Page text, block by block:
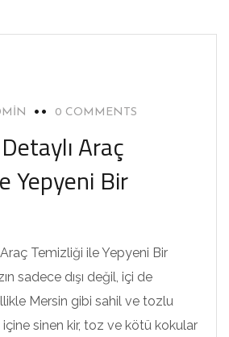
0 COMMENTS
Araç
Yepyeni Bir
Araç Temizliği ile Yepyeni Bir
sadece dışı değil, içi de
Mersin gibi sahil ve tozlu
sinen kir, toz ve kötü kokular